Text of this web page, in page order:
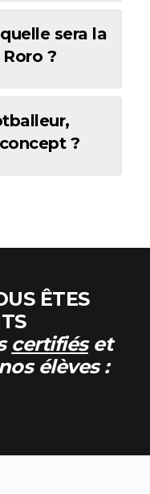
sera la
?
?
ÊTES
certifiéset
élèves :